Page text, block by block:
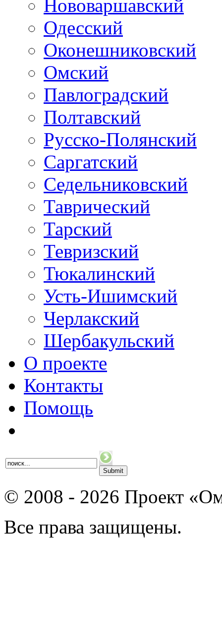
Нововаршавский
Одесский
Оконешниковский
Омский
Павлоградский
Полтавский
Русско-Полянский
Саргатский
Седельниковский
Таврический
Тарский
Тевризский
Тюкалинский
Усть-Ишимский
Черлакский
Шербакульский
О проекте
Контакты
Помощь
© 2008 - 2026 Проект
Все права защищены.